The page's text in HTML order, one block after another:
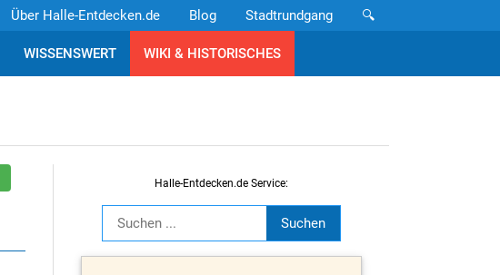
🔍
Stadtrundgang
Blog
Über Halle-Entdecken.de
WISSENSWERT WIKI & HISTORISCHES
Halle-Entdecken.de Service: